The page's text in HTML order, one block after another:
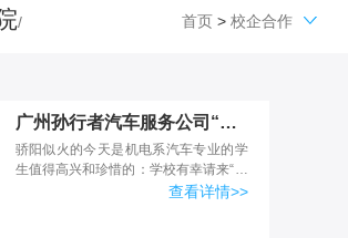
/ 首页 >校企合作
广州孙行者汽车服务公司“放飞梦想，成就未来”职业生涯规划讲座
骄阳似火的今天是机电系汽车专业的学
生值得高兴和珍惜的：学校有幸请来“广
物汽贸孙行者汽车服务”的人力资源师朱
查看详情>>